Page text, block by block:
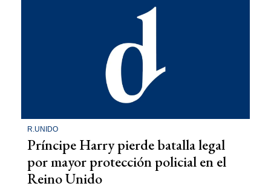
R.UNIDO
Príncipe Harry pierde batalla legal
por mayor protección policial en el
Reino Unido